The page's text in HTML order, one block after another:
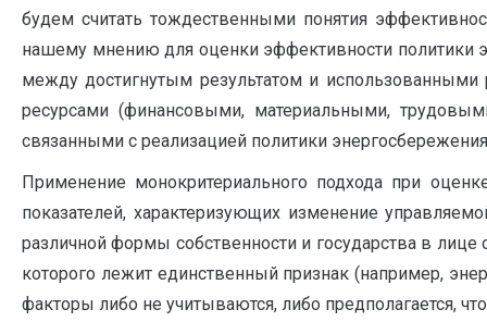
будем считать тождественными понятия
нашему мнению для оценки эффективности политики
между достигнутым результатом и использованными
ресурсами (финансовыми, материальными,
связанными с реализацией политики
Применение монокритериального подхода при
показателей, характеризующих изменение
различной формы собственности и государства в
которого лежит единственный признак (например,
факторы либо не учитываются, либо предполагается,